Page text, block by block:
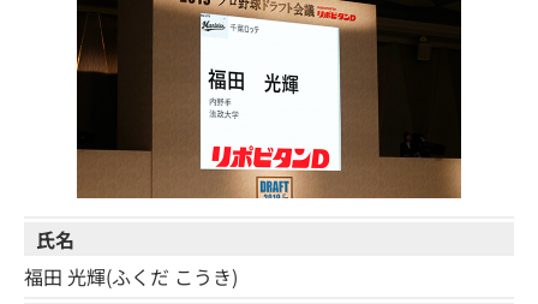
氏名
福田 光輝(ふくだ こうき)